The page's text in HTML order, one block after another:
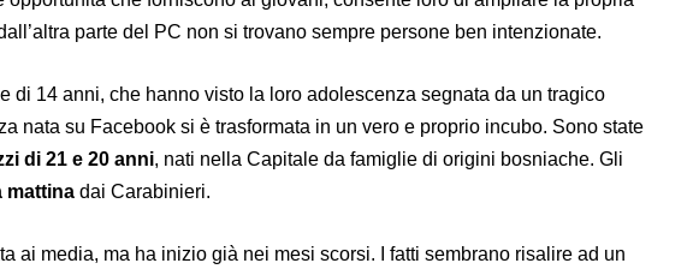
parte del PC non si trovano sempre persone ben intenzionate.
di 14 anni, che hanno visto la loro adolescenza segnata da un tragico
nata su Facebook si è trasformata in un vero e proprio incubo. Sono state
di 21 e 20 anni, nati nella Capitale da famiglie di origini bosniache. Gli
mattina dai Carabinieri.
ai media, ma ha inizio già nei mesi scorsi. I fatti sembrano risalire ad un